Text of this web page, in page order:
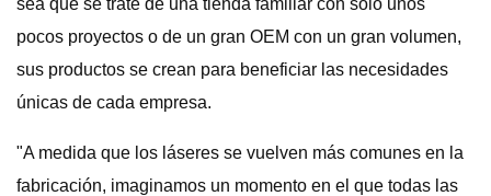
sea que se trate de una tienda familiar con solo unos
pocos proyectos o de un gran OEM con un gran volumen,
sus productos se crean para beneficiar las necesidades
únicas de cada empresa.
"A medida que los láseres se vuelven más comunes en la
fabricación, imaginamos un momento en el que todas las